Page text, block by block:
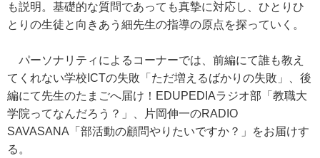
も説明。基礎的な質問であっても真摯に対応し、ひとりひ
とりの生徒と向きあう細先生の指導の原点を探っていく。
パーソナリティによるコーナーでは、前編にて誰も教え
てくれない学校ICTの失敗「ただ増えるばかりの失敗」、後
編にて先生のたまごへ届け！EDUPEDIAラジオ部「教職大
学院ってなんだろう？」、片岡伸一のRADIO
SAVASANA「部活動の顧問やりたいですか？」をお届けす
る。